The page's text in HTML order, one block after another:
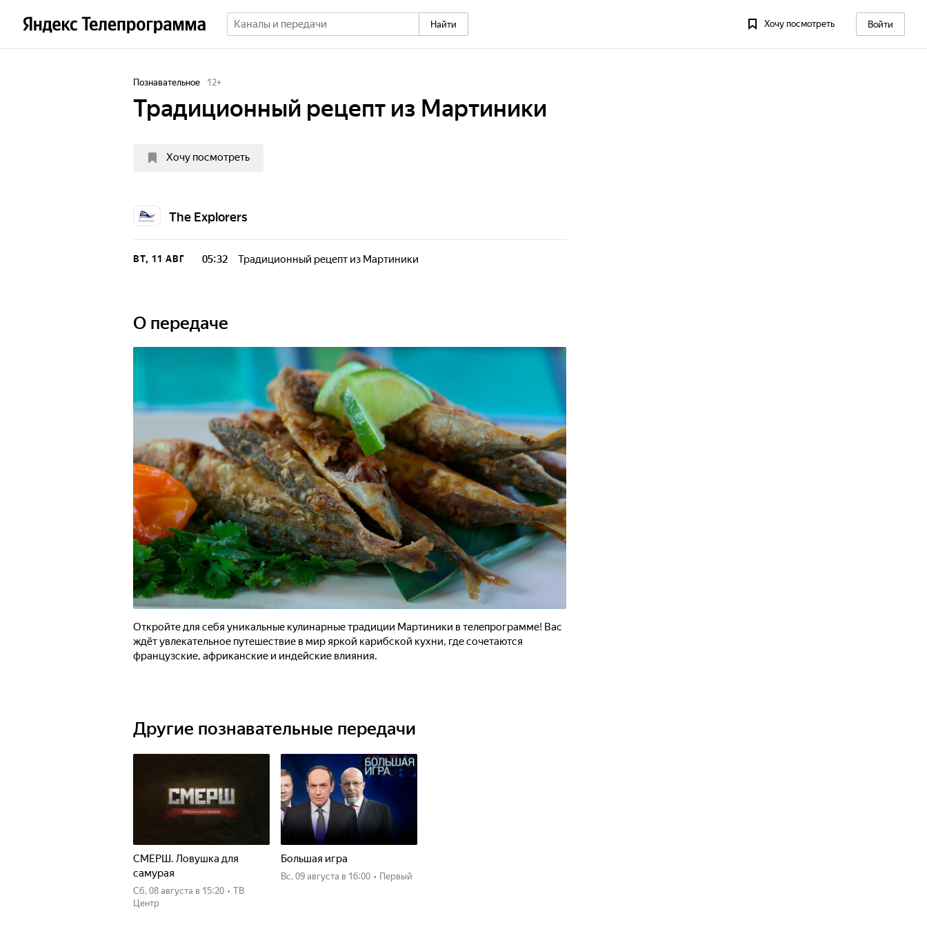
Найти Хочу посмотреть Войти
Познавательное 12+
Традиционный рецепт из Мартиники
Хочу посмотреть
The Explorers
ВТ, 11 АВГ 05:32 Традиционный рецепт из Мартиники
О передаче
Откройте для себя уникальные кулинарные традиции Мартиники в телепрограмме! Вас
ждёт увлекательное путешествие в мир яркой карибской кухни, где сочетаются
французские, африканские и индейские влияния.
Другие познавательные передачи
СМЕРШ. Ловушка для
самурая
сб, 08 августа в 15:20 • ТВ
Центр
Большая игра
вс, 09 августа в 16:00 • Первый